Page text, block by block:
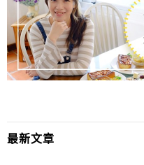
最新文章